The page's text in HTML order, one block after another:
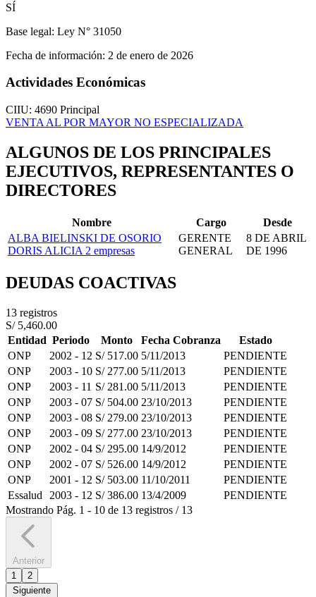
SÍ
Base legal: Ley N° 31050
Fecha de información: 2 de enero de 2026
Actividades Económicas
CIIU: 4690 Principal
VENTA AL POR MAYOR NO ESPECIALIZADA
ALGUNOS DE LOS PRINCIPALES
EJECUTIVOS, REPRESENTANTES O
DIRECTORES
Nombre Cargo
Desde
ALBA BIELINSKI DE OSORIO
DORIS ALICIA 2 empresas
GERENTE
GENERAL
8 DE ABRIL
DE 1996
DEUDAS COACTIVAS
13 registros
S/ 5,460.00
Entidad Periodo Monto Fecha Cobranza
Estado
ONP
2002 - 12 S/ 517.00 5/11/2013
PENDIENTE
ONP
2003 - 10 S/ 277.00 5/11/2013
PENDIENTE
ONP
2003 - 11 S/ 281.00 5/11/2013
PENDIENTE
ONP
2003 - 07 S/ 504.00 23/10/2013
PENDIENTE
ONP
2003 - 08 S/ 279.00 23/10/2013
PENDIENTE
ONP
2003 - 09 S/ 277.00 23/10/2013
PENDIENTE
ONP
2002 - 04 S/ 295.00 14/9/2012
PENDIENTE
ONP
2002 - 07 S/ 526.00 14/9/2012
PENDIENTE
ONP
2001 - 12 S/ 503.00 11/10/2011
PENDIENTE
Essalud
2003 - 12 S/ 386.00 13/4/2009
PENDIENTE
Mostrando Pág. 1 - 10 de 13 registros / 13
Anterior
1
2
Siguiente